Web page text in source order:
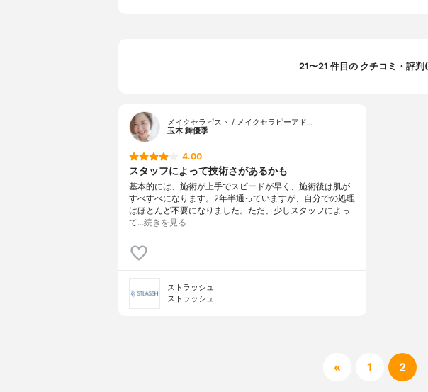
21〜21 件目の クチコミ・評判
メイクセラピスト / メイクセラピーアド…
玉木 舞優季
4.00
スタッフによって技術さがあるかも
基本的には、施術が上手でスピードが早く、施術後は肌が
すべすべになります。2年半通っていますが、自分での処理
はほとんど不要になりました。ただ、少しスタッフによっ
て…続きを見る
ストラッシュ
ストラッシュ
« 1 2